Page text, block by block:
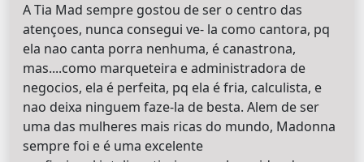
A Tia Mad sempre gostou de ser o centro das
atençoes, nunca consegui ve- la como cantora, pq
ela nao canta porra nenhuma, é canastrona,
mas....como marqueteira e administradora de
negocios, ela é perfeita, pq ela é fria, calculista, e
nao deixa ninguem faze-la de besta. Alem de ser
uma das mulheres mais ricas do mundo, Madonna
sempre foi e é uma excelente